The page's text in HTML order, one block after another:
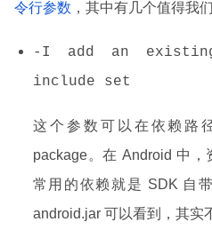
令行参数 ，其中有几个值得我
-I add an
include set
这个参数可以在依赖路
package。在 Android 中
常用的依赖就是 SDK 自
android.jar 可以看到，其实